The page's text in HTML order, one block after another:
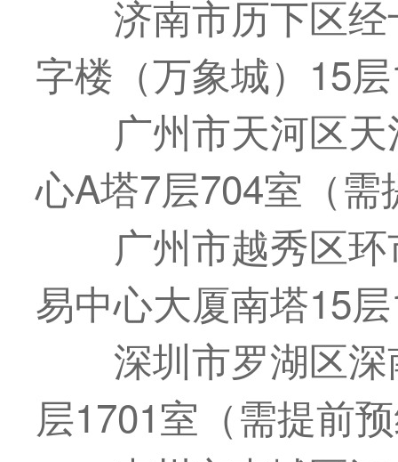
济南市历下区
字楼（万象城）15
广州市天河区
心A塔7层704室（需
广州市越秀区
易中心大厦南塔15
深圳市罗湖区
层1701室（需提前